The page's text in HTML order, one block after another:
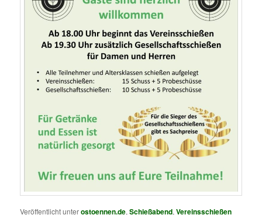
Veröffentlicht unterostoennen.de,Schießabend,Vereinsschießen